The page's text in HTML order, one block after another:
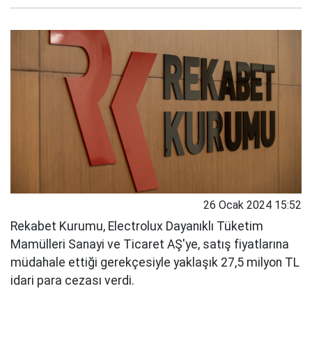
26 Ocak 2024 15:52
Rekabet Kurumu, Electrolux Dayanıklı Tüketim
Mamülleri Sanayi ve Ticaret AŞ'ye, satış fiyatlarına
müdahale ettiği gerekçesiyle yaklaşık 27,5 milyon TL
idari para cezası verdi.